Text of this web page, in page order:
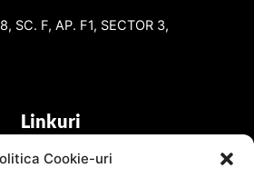
Cookie-uri
SC. F, AP. F1, SECTOR 3,
Linkuri